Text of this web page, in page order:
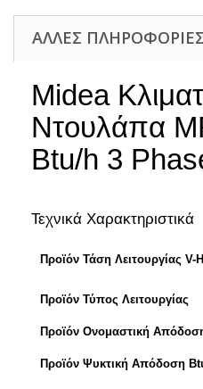
ΆΛΛΕΣ ΠΛΗΡΟΦΟΡΊΕΣ
Midea
Ντουλάπα
Btu/h 3
Τεχνικά Χαρακτηριστικά
Προϊόν Τάση Λειτουργίας V-
Προϊόν Τύπος Λειτουργίας
Προϊόν Ονομαστική
Προϊόν Ψυκτική Απόδοση